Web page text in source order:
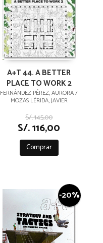
A+T 44. A BETTER
PLACE TO WORK 2
FERNÁNDEZ PÉREZ, AURORA /
MOZAS LÉRIDA, JAVIER
S/. 145,00
S/. 116,00
Comprar
-20%